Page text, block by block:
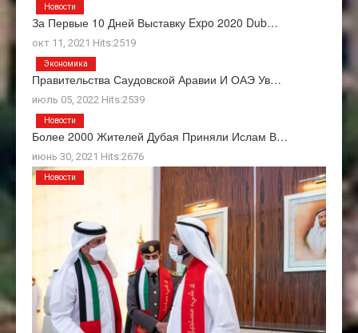
За Первые 10 Дней Выставку Expo 2020 Dub…
окт 11, 2021 Hits:2519
Новости
Правительства Саудовской Аравии И ОАЭ Ув…
июль 05, 2022 Hits:2539
Экономика
Более 2000 Жителей Дубая Приняли Ислам В…
июнь 30, 2021 Hits:2676
Новости
Новости